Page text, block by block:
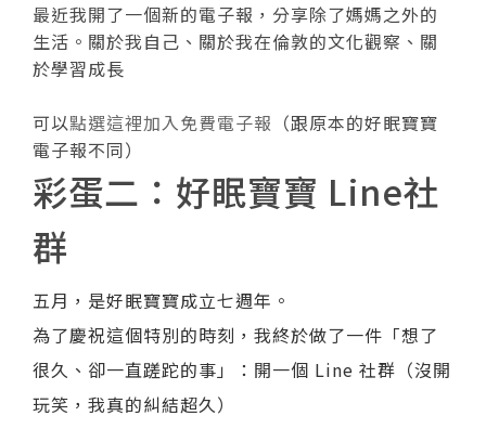
最近我開了一個新的電子報，分享除了媽媽之外的
生活。關於我自己、關於我在倫敦的文化觀察、關
於學習成長
可以點選這裡加入免費電子報 （跟原本的好眠寶寶
電子報不同）
彩蛋二：好眠寶寶 Line社
群
五月，是好眠寶寶成立七週年。
為了慶祝這個特別的時刻，我終於做了一件「想了
很久、卻一直蹉跎的事」：開一個 Line 社群（沒開
玩笑，我真的糾結超久）